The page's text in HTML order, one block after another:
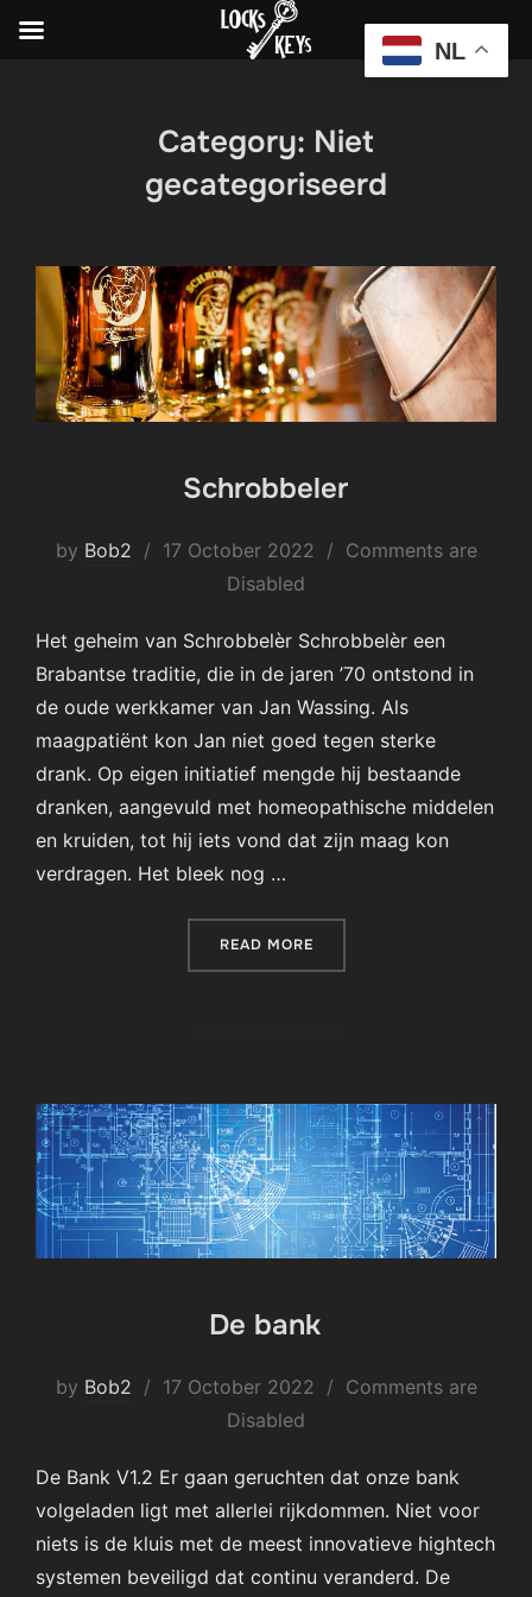
Category: Niet
gecategoriseerd
Schrobbeler
by Bob2
Posted
17 October 2022
Comments are
Disabled
Het geheim van Schrobbelèr Schrobbelèr een
Brabantse traditie, die in de jaren ’70 ontstond in
de oude werkkamer van Jan Wassing. Als
maagpatiënt kon Jan niet goed tegen sterke
drank. Op eigen initiatief mengde hij bestaande
dranken, aangevuld met homeopathische middelen
en kruiden, tot hij iets vond dat zijn maag kon
verdragen. Het bleek nog …
READ MORE“SCHROBBELER”
De bank
by Bob2
Posted
17 October 2022
Comments are
Disabled
De Bank V1.2 Er gaan geruchten dat onze bank
volgeladen ligt met allerlei rijkdommen. Niet voor
niets is de kluis met de meest innovatieve hightech
systemen beveiligd dat continu veranderd. De
NL